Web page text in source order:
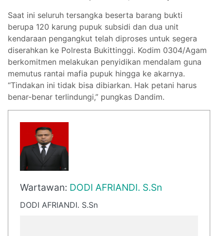
Saat ini seluruh tersangka beserta barang bukti
berupa 120 karung pupuk subsidi dan dua unit
kendaraan pengangkut telah diproses untuk segera
diserahkan ke Polresta Bukittinggi. Kodim 0304/Agam
berkomitmen melakukan penyidikan mendalam guna
memutus rantai mafia pupuk hingga ke akarnya.
“Tindakan ini tidak bisa dibiarkan. Hak petani harus
benar-benar terlindungi,” pungkas Dandim.
Wartawan: DODI AFRIANDI. S.Sn
DODI AFRIANDI. S.Sn